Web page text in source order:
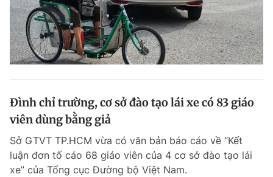
Sản phẩm khác
Tiện ích Bạn cần biết
Thông tin tòa soạn Liên hệ quảng cáo
Đình chỉ trường, cơ sở đào tạo lái xe có 83 giáo
viên dùng bằng giả
Sở GTVT TP.HCM vừa có văn bản báo cáo về “Kết
luận đơn tố cáo 68 giáo viên của 4 cơ sở đào tạo lái
xe” của Tổng cục Đường bộ Việt Nam.